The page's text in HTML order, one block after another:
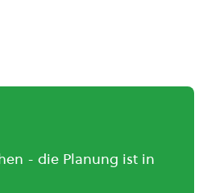
- die Planung ist in